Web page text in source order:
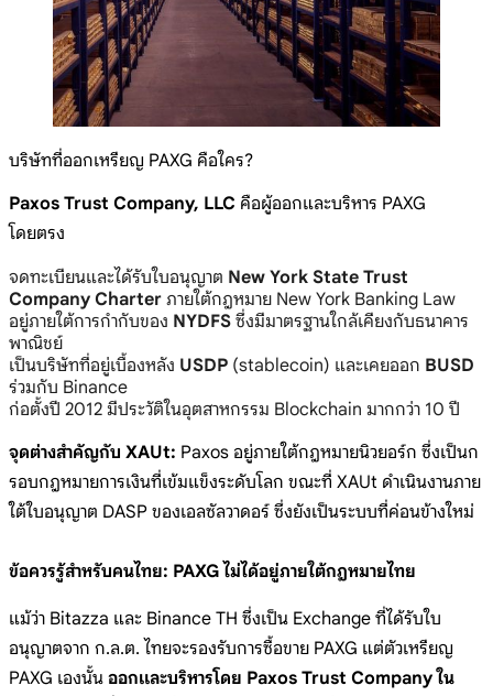
บริษัทที่ออกเหรียญ PAXG คือใคร?
Paxos Trust Company, LLC คือผู้ออกและบริหาร PAXG
โดยตรง
จดทะเบียนและได้รับใบอนุญาต New York State Trust
Company Charter ภายใต้กฎหมาย New York Banking Law
อยู่ภายใต้การกำกับของ NYDFS ซึ่งมีมาตรฐานใกล้เคียงกับธนาคาร
พาณิชย์
เป็นบริษัทที่อยู่เบื้องหลัง USDP (stablecoin) และเคยออก BUSD
ร่วมกับ Binance
ก่อตั้งปี 2012 มีประวัติในอุตสาหกรรม Blockchain มากกว่า 10 ปี
จุดต่างสำคัญกับ XAUt: Paxos อยู่ภายใต้กฎหมายนิวยอร์ก ซึ่งเป็นก
รอบกฎหมายการเงินที่เข้มแข็งระดับโลก ขณะที่ XAUt ดำเนินงานภาย
ใต้ใบอนุญาต DASP ของเอลซัลวาดอร์ ซึ่งยังเป็นระบบที่ค่อนข้างใหม่
ข้อควรรู้สำหรับคนไทย: PAXG ไม่ได้อยู่ภายใต้กฎหมายไทย
แม้ว่า Bitazza และ Binance TH ซึ่งเป็น Exchange ที่ได้รับใบ
อนุญาตจาก ก.ล.ต. ไทยจะรองรับการซื้อขาย PAXG แต่ตัวเหรียญ
PAXG เองนั้น ออกและบริหารโดย Paxos Trust Company ใน